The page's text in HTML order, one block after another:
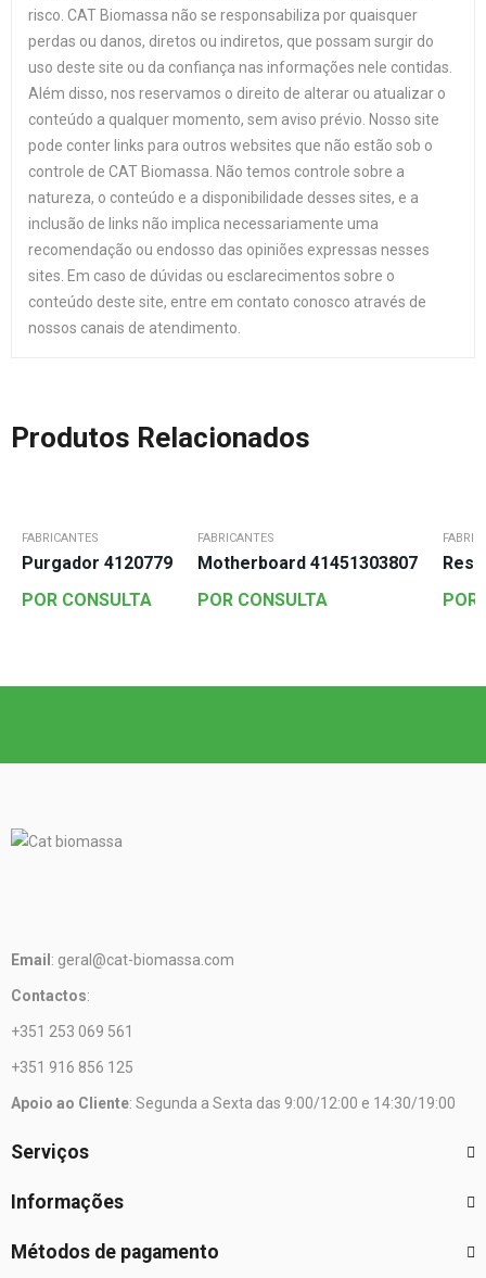
risco. CAT Biomassa não se responsabiliza por quaisquer
perdas ou danos, diretos ou indiretos, que possam surgir do
uso deste site ou da confiança nas informações nele contidas.
Além disso, nos reservamos o direito de alterar ou atualizar o
conteúdo a qualquer momento, sem aviso prévio. Nosso site
pode conter links para outros websites que não estão sob o
controle de CAT Biomassa. Não temos controle sobre a
natureza, o conteúdo e a disponibilidade desses sites, e a
inclusão de links não implica necessariamente uma
recomendação ou endosso das opiniões expressas nesses
sites. Em caso de dúvidas ou esclarecimentos sobre o
conteúdo deste site, entre em contato conosco através de
nossos canais de atendimento.
Produtos Relacionados
FABRICANTES
Purgador 4120779
POR CONSULTA
FABRICANTES
Motherboard 41451303807
POR CONSULTA
POR
Email : geral@cat-biomassa.com
Contactos:
+351 253 069 561
+351 916 856 125
Apoio ao Cliente: Segunda a Sexta das 9:00/12:00 e 14:30/19:00
Serviços
Informações
Métodos de pagamento